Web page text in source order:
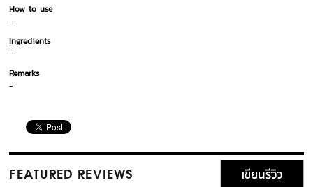
How to use
-
Ingredients
-
Remarks
-
FEATURED REVIEWS เขียนรีวิว